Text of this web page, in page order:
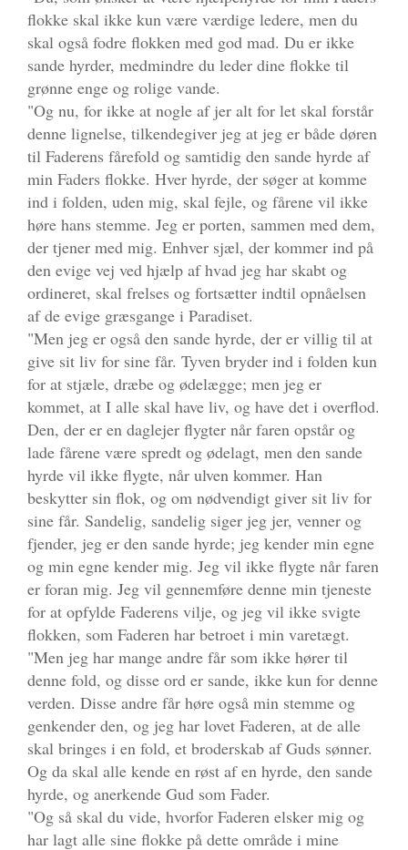
flokke skal ikke kun være værdige ledere, men du
skal også fodre flokken med god mad. Du er ikke
sande hyrder, medmindre du leder dine flokke til
grønne enge og rolige vande.
"Og nu, for ikke at nogle af jer alt for let skal forstår
denne lignelse, tilkendegiver jeg at jeg er både døren
til Faderens fårefold og samtidig den sande hyrde af
min Faders flokke. Hver hyrde, der søger at komme
ind i folden, uden mig, skal fejle, og fårene vil ikke
høre hans stemme. Jeg er porten, sammen med dem,
der tjener med mig. Enhver sjæl, der kommer ind på
den evige vej ved hjælp af hvad jeg har skabt og
ordineret, skal frelses og fortsætter indtil opnåelsen
af de evige græsgange i Paradiset.
"Men jeg er også den sande hyrde, der er villig til at
give sit liv for sine får. Tyven bryder ind i folden kun
for at stjæle, dræbe og ødelægge; men jeg er
kommet, at I alle skal have liv, og have det i overflod.
Den, der er en daglejer flygter når faren opstår og
lade fårene være spredt og ødelagt, men den sande
hyrde vil ikke flygte, når ulven kommer. Han
beskytter sin flok, og om nødvendigt giver sit liv for
sine får. Sandelig, sandelig siger jeg jer, venner og
fjender, jeg er den sande hyrde; jeg kender min egne
og min egne kender mig. Jeg vil ikke flygte når faren
er foran mig. Jeg vil gennemføre denne min tjeneste
for at opfylde Faderens vilje, og jeg vil ikke svigte
flokken, som Faderen har betroet i min varetægt.
"Men jeg har mange andre får som ikke hører til
denne fold, og disse ord er sande, ikke kun for denne
verden. Disse andre får høre også min stemme og
genkender den, og jeg har lovet Faderen, at de alle
skal bringes i en fold, et broderskab af Guds sønner.
Og da skal alle kende en røst af en hyrde, den sande
hyrde, og anerkende Gud som Fader.
"Og så skal du vide, hvorfor Faderen elsker mig og
har lagt alle sine flokke på dette område i mine